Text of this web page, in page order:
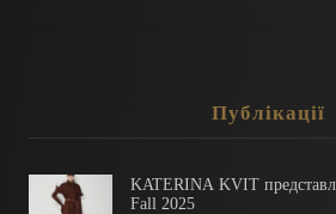
Публікації
KATERINA KVIT
Fall 2025